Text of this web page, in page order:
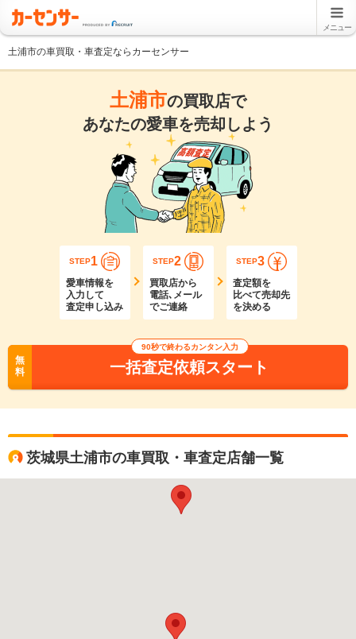
メニュー
土浦市の車買取・車査定ならカーセンサー
土浦市の買取店で
あなたの愛車を売却しよう
STEP1
愛車情報を
入力して
査定申し込み
STEP2
買取店から
電話､メール
でご連絡
STEP3
査定額を
比べて売却先
を決める
90秒で終わるカンタン入力
無
料
一括査定依頼スタート
茨城県土浦市の車買取・車査定店舗一覧